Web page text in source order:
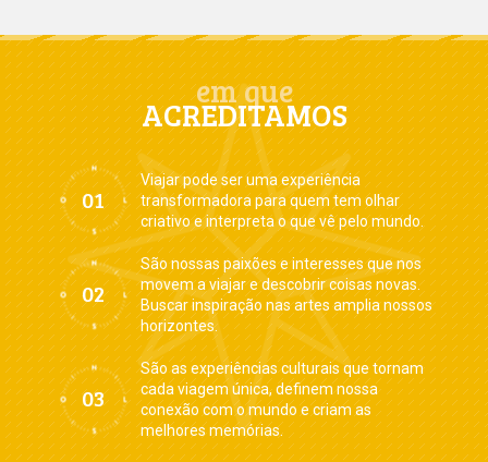
em que
ACREDITAMOS
Viajar pode ser uma experiência
transformadora para quem tem olhar
criativo e interpreta o que vê pelo mundo.
São nossas paixões e interesses que nos
movem a viajar e descobrir coisas novas.
Buscar inspiração nas artes amplia nossos
horizontes.
São as experiências culturais que tornam
cada viagem única, definem nossa
conexão com o mundo e criam as
melhores memórias.